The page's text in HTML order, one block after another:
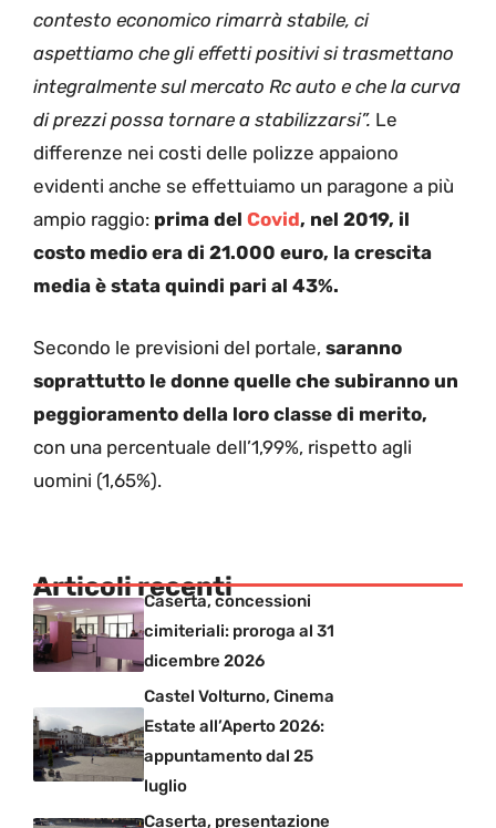
contesto economico rimarrà stabile, ci
aspettiamo che gli effetti positivi si trasmettano
integralmente sul mercato Rc auto e che la curva
di prezzi possa tornare a stabilizzarsi”. Le
differenze nei costi delle polizze appaiono
evidenti anche se effettuiamo un paragone a più
ampio raggio: prima del Covid, nel 2019, il
costo medio era di 21.000 euro, la crescita
media è stata quindi pari al 43%.
Secondo le previsioni del portale, saranno
soprattutto le donne quelle che subiranno un
peggioramento della loro classe di merito,
con una percentuale dell’1,99%, rispetto agli
uomini (1,65%).
Articoli recenti
Caserta, concessioni
cimiteriali: proroga al 31
dicembre 2026
Castel Volturno, Cinema
Estate all’Aperto 2026:
appuntamento dal 25
luglio
Caserta, presentazione